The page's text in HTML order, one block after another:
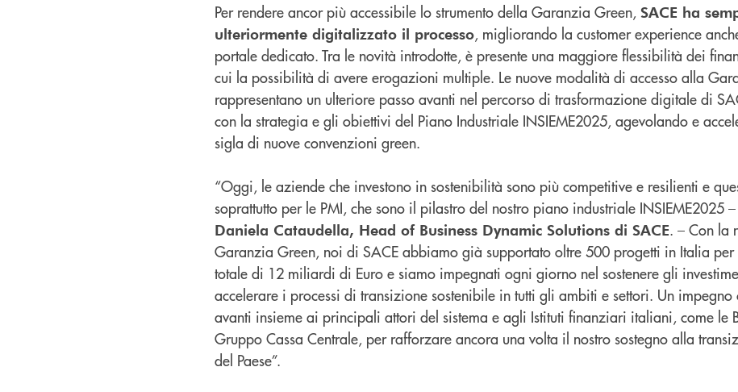
Per rendere ancor più accessibile lo strumento della Garanzia Green, SACE ha
ulteriormente digitalizzato il processo, migliorando la customer experience
portale dedicato. Tra le novità introdotte, è presente una maggiore flessibilità dei
cui la possibilità di avere erogazioni multiple. Le nuove modalità di accesso alla
rappresentano un ulteriore passo avanti nel percorso di trasformazione digitale di
con la strategia e gli obiettivi del Piano Industriale INSIEME2025, agevolando e
sigla di nuove convenzioni green.
“Oggi, le aziende che investono in sostenibilità sono più competitive e resilienti e
soprattutto per le PMI, che sono il pilastro del nostro piano industriale INSIEME2025
Daniela Cataudella, Head of Business Dynamic Solutions di SACE. – Con la
Garanzia Green, noi di SACE abbiamo già supportato oltre 500 progetti in Italia per
totale di 12 miliardi di Euro e siamo impegnati ogni giorno nel sostenere gli
accelerare i processi di transizione sostenibile in tutti gli ambiti e settori. Un
avanti insieme ai principali attori del sistema e agli Istituti finanziari italiani, come le
Gruppo Cassa Centrale, per rafforzare ancora una volta il nostro sostegno alla
del Paese”.